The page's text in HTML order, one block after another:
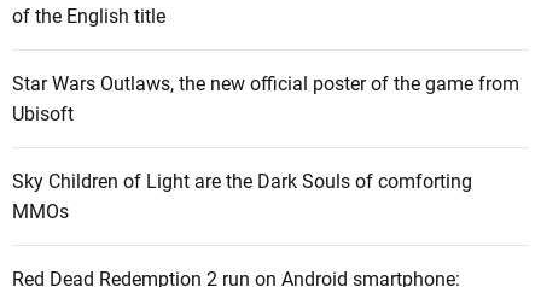
of the English title
Star Wars Outlaws, the new official poster of the game from
Ubisoft
Sky Children of Light are the Dark Souls of comforting
MMOs
Red Dead Redemption 2 run on Android smartphone: